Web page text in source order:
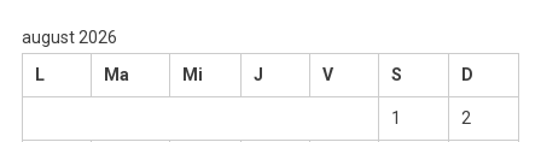
august 2026
L
Ma Mi J V S D
1 2